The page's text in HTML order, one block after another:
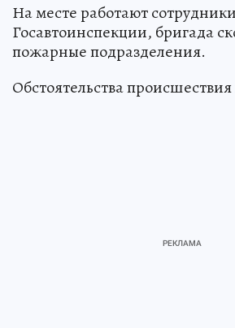
На месте работают сотрудники
Госавтоинспекции, бригада
пожарные подразделения.
Обстоятельства